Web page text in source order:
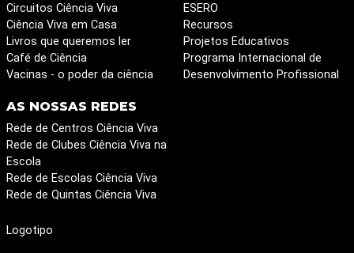
Circuitos Ciência Viva
Ciência Viva em Casa
Livros que queremos ler
Café de Ciência
Vacinas - o poder da ciência
ESERO
Recursos
Projetos Educativos
Programa Internacional de
Desenvolvimento Profissional
AS NOSSAS REDES
Rede de Centros Ciência Viva
Rede de Clubes Ciência Viva na
Escola
Rede de Escolas Ciência Viva
Rede de Quintas Ciência Viva
Logotipo